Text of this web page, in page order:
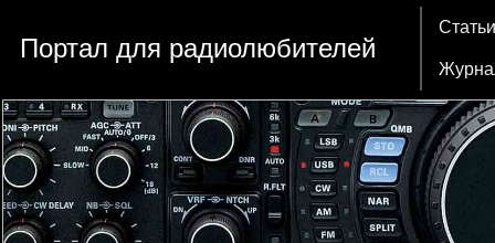
Портал для радиолюбителей
Статьи